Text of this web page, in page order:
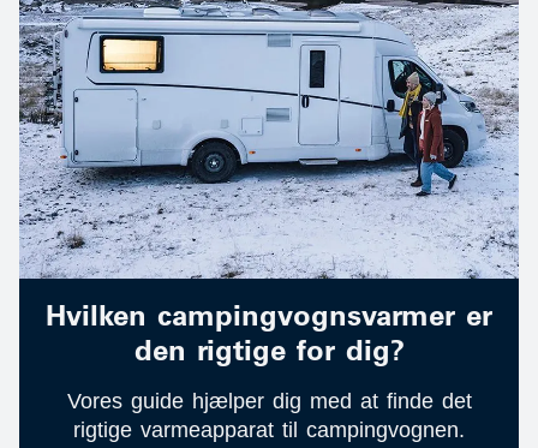
Hvilken campingvognsvarmer er
den rigtige for dig?
Vores guide hjælper dig med at finde det
rigtige varmeapparat til campingvognen.